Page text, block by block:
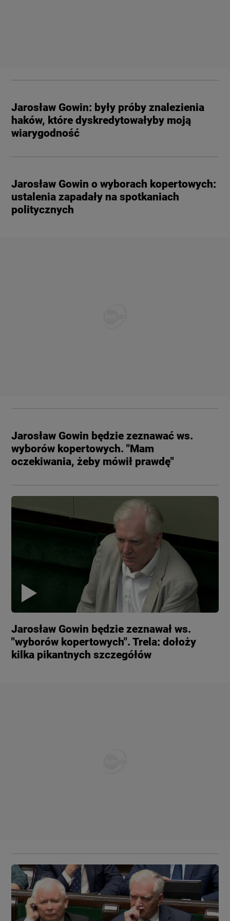
Jarosław Gowin: były próby znalezienia
haków, które dyskredytowałyby moją
wiarygodność
Jarosław Gowin o wyborach kopertowych:
ustalenia zapadały na spotkaniach
politycznych
Jarosław Gowin będzie zeznawać ws.
wyborów kopertowych. "Mam
oczekiwania, żeby mówił prawdę"
Jarosław Gowin będzie zeznawał ws.
"wyborów kopertowych". Trela: dołoży
kilka pikantnych szczegółów